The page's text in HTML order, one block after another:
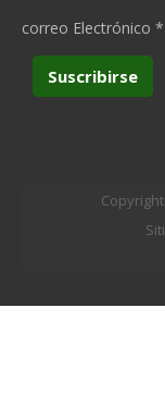
correo Electrónico *